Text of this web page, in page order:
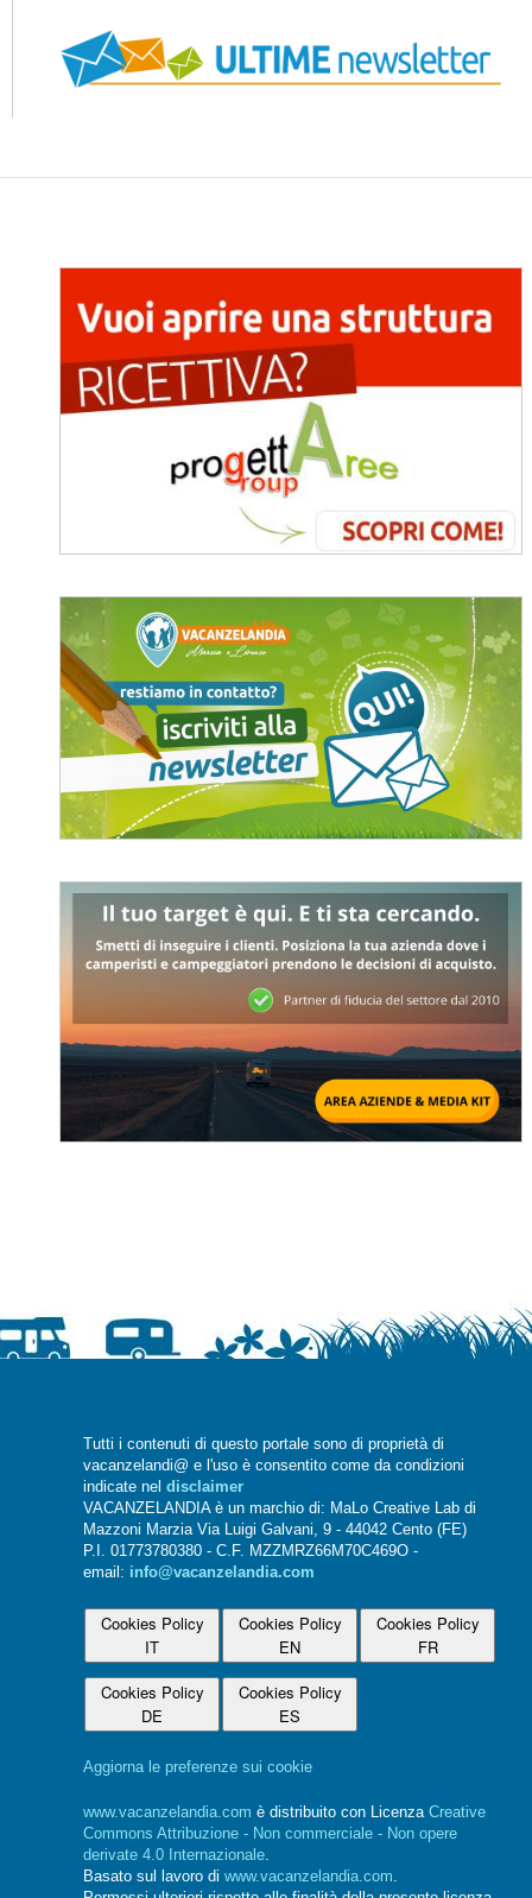
Tutti i contenuti di questo portale sono di proprietà di
vacanzelandi@ e l'uso è consentito come da condizioni
indicate nel disclaimer
VACANZELANDIA è un marchio di: MaLo Creative Lab di
Mazzoni Marzia Via Luigi Galvani, 9 - 44042 Cento (FE)
P.I. 01773780380 - C.F. MZZMRZ66M70C469O -
email: info@vacanzelandia.com
Cookies Policy
IT
Cookies Policy
EN
Cookies Policy
FR
Cookies Policy
DE
Cookies Policy
ES
Aggiorna le preferenze sui cookie
www.vacanzelandia.com è distribuito con Licenza Creative
Commons Attribuzione - Non commerciale - Non opere
derivate 4.0 Internazionale.
Basato sul lavoro di www.vacanzelandia.com.